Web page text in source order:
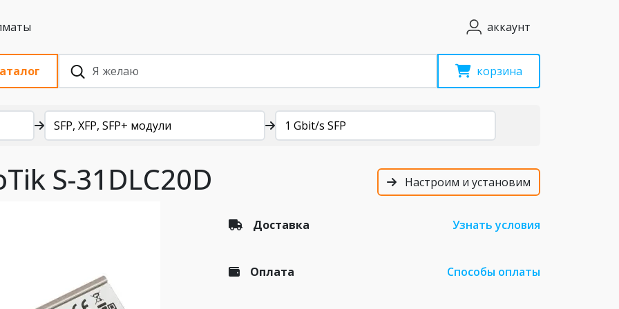
НДС, Алматы аккаунт
корзина
SFP, XFP, SFP+ модули 1 Gbit/s SFP
S-31DLC20D Настроим и установим
Доставка Узнать условия
Оплата Способы оплаты